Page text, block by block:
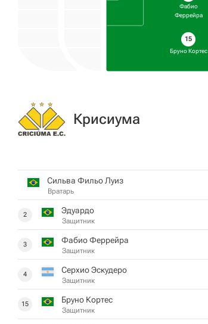
Фабио
Феррейра
15
Бруно Кортес
Крисиума
Сильва Фильо Луиз
Вратарь
2 Эдуардо
Защитник
3 Фабио Феррейра
Защитник
4 Серхио Эскудеро
Защитник
15 Бруно Кортес
Защитник